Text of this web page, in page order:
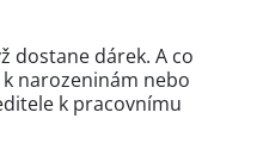
dostane dárek. A co
narozeninám nebo
k pracovnímu